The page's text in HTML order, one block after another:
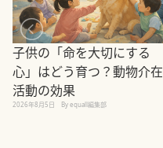
子供の「命を大切にする
心」はどう育つ？動物介在
活動の効果
2026年8月5日 By equall編集部